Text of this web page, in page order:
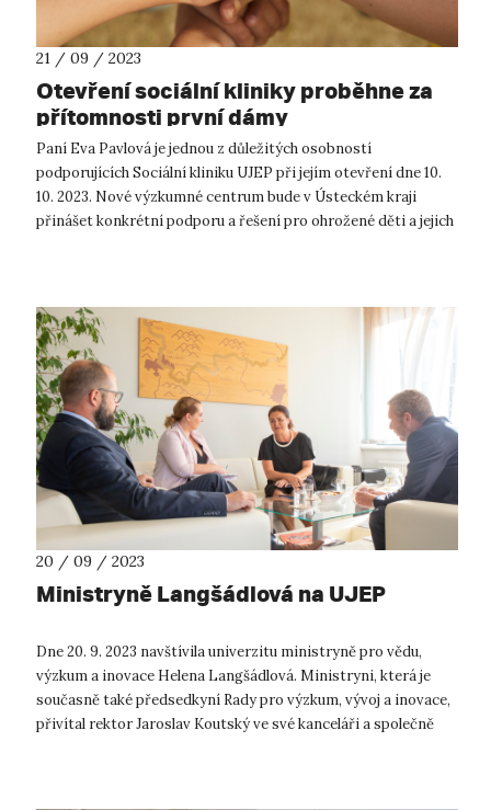
21 / 09 / 2023
Otevření sociální kliniky proběhne za
přítomnosti první dámy
Paní Eva Pavlová je jednou z důležitých osobností
podporujících Sociální kliniku UJEP při jejím otevření dne 10.
10. 2023. Nové výzkumné centrum bude v Ústeckém kraji
přinášet konkrétní podporu a řešení pro ohrožené děti a jejich
20 / 09 / 2023
Ministryně Langšádlová na UJEP
Dne 20. 9. 2023 navštívila univerzitu ministryně pro vědu,
výzkum a inovace Helena Langšádlová. Ministryni, která je
současně také předsedkyní Rady pro výzkum, vývoj a inovace,
přivítal rektor Jaroslav Koutský ve své kanceláři a společně